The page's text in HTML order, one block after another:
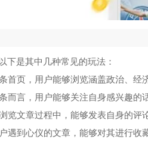
下是其中几种常见的玩法：
首页，用户能够浏览涵盖政治、经
而言，用户能够关注自身感兴趣的
览文章过程中，能够发表自身的评
遇到心仪的文章，能够对其进行收